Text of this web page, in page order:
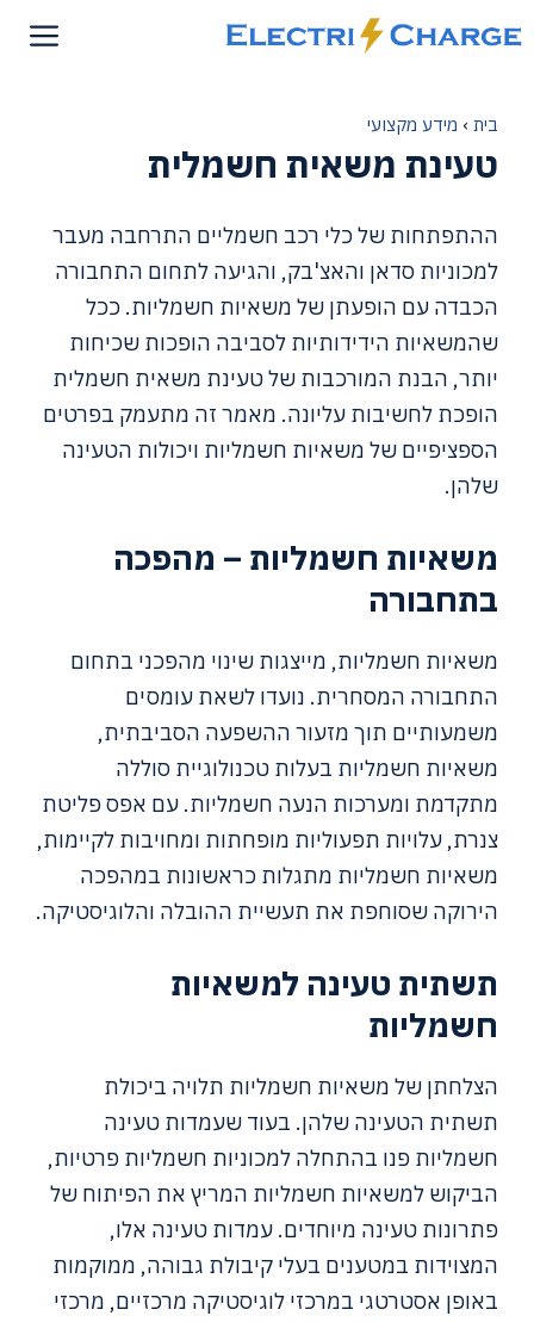
לתוכן
בית › מידע מקצועי
טעינת משאית חשמלית
ההתפתחות של כלי רכב חשמליים התרחבה מעבר
למכוניות סדאן והאצ'בק, והגיעה לתחום התחבורה
הכבדה עם הופעתן של משאיות חשמליות. ככל
שהמשאיות הידידותיות לסביבה הופכות שכיחות
יותר, הבנת המורכבות של טעינת משאית חשמלית
הופכת לחשיבות עליונה. מאמר זה מתעמק בפרטים
הספציפיים של משאיות חשמליות ויכולות הטעינה
שלהן.
משאיות חשמליות – מהפכה
בתחבורה
משאיות חשמליות, מייצגות שינוי מהפכני בתחום
התחבורה המסחרית. נועדו לשאת עומסים
משמעותיים תוך מזעור ההשפעה הסביבתית,
משאיות חשמליות בעלות טכנולוגיית סוללה
מתקדמת ומערכות הנעה חשמליות. עם אפס פליטת
צנרת, עלויות תפעוליות מופחתות ומחויבות לקיימות,
משאיות חשמליות מתגלות כראשונות במהפכה
הירוקה שסוחפת את תעשיית ההובלה והלוגיסטיקה.
תשתית טעינה למשאיות
חשמליות
הצלחתן של משאיות חשמליות תלויה ביכולת
תשתית הטעינה שלהן. בעוד שעמדות טעינה
חשמליות פנו בהתחלה למכוניות חשמליות פרטיות,
הביקוש למשאיות חשמליות המריץ את הפיתוח של
פתרונות טעינה מיוחדים. עמדות טעינה אלו,
המצוידות במטענים בעלי קיבולת גבוהה, ממוקמות
באופן אסטרטגי במרכזי לוגיסטיקה מרכזיים, מרכזי